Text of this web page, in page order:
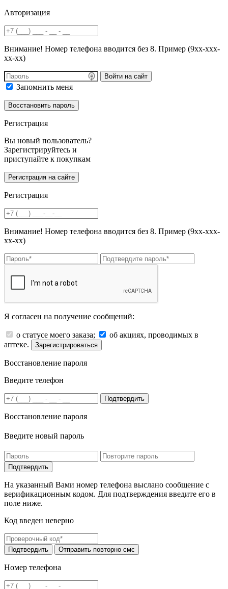
Авторизация
Внимание! Номер телефона вводится без 8. Пример (9хх-ххх-
хх-хх)
Войти на сайт
Запомнить меня
Регистрация
Вы новый пользователь?
Зарегистрируйтесь и
приступайте к покупкам
Регистрация
Внимание! Номер телефона вводится без 8. Пример (9хх-ххх-
хх-хх)
Я согласен на получение сообщений:
о статусе моего заказа;
об акциях, проводимых в
аптеке.
Зарегистрироваться
Восстановление пароля
Введите телефон
Подтвердить
Восстановление пароля
Введите новый пароль
На указанный Вами номер телефона выслано сообщение с
верификационным кодом. Для подтверждения введите его в
поле ниже.
Код введен неверно
Номер телефона